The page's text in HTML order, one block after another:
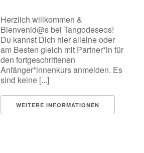
Herzlich willkommen &
Bienvenid@s bei Tangodeseos!
Du kannst Dich hier alleine oder
am Besten gleich mit Partner*in für
den fortgeschrittenen
Anfänger*innenkurs anmelden. Es
sind keine [...]
WEITERE INFORMATIONEN